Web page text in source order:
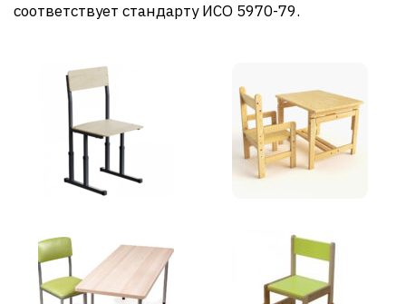
соответствует стандарту ИСО 5970-79.